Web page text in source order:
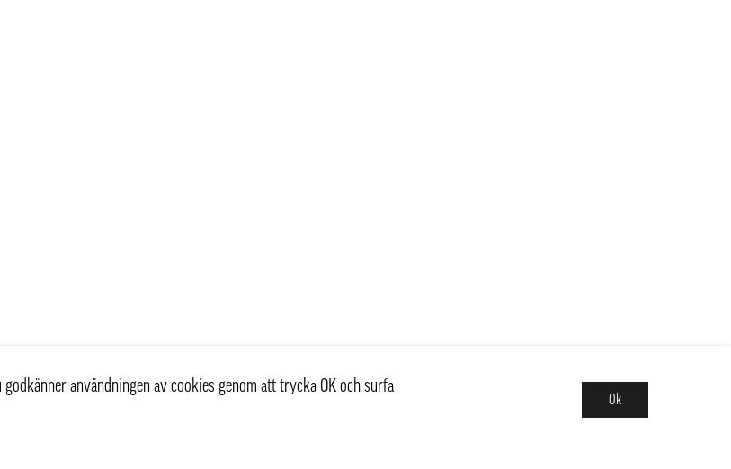
användningen av cookies genom att trycka OK och surfa
Ok